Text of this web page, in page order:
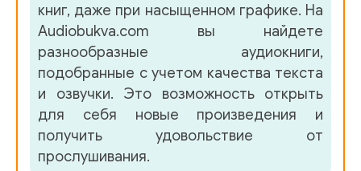
книг, даже при насыщенном графике. На
Audiobukva.com вы найдете
разнообразные аудиокниги,
подобранные с учетом качества текста
и озвучки. Это возможность открыть
для себя новые произведения и
получить удовольствие от
прослушивания.